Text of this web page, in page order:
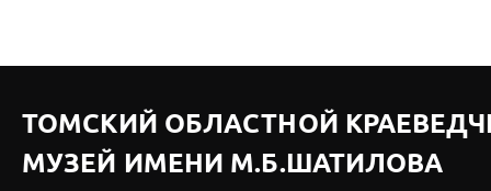
ТОМСКИЙ ОБЛАСТНОЙ
МУЗЕЙ ИМЕНИ М.Б.ШАТИЛОВА